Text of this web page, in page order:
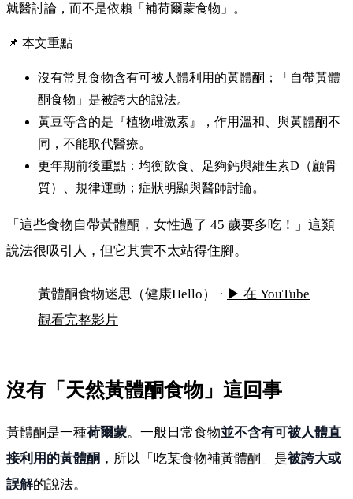
就醫討論，而不是依賴「補荷爾蒙食物」。
📌 本文重點
沒有常見食物含有可被人體利用的黃體酮；「自帶黃體
酮食物」是被誇大的說法。
黃豆等含的是『植物雌激素』，作用溫和、與黃體酮不
同，不能取代醫療。
更年期前後重點：均衡飲食、足夠鈣與維生素D（顧骨
質）、規律運動；症狀明顯與醫師討論。
「這些食物自帶黃體酮，女性過了 45 歲要多吃！」這類
說法很吸引人，但它其實不太站得住腳。
有「天然黃體酮」食物嗎？45 歲後女性這樣吃更
實在
黃體酮食物迷思（健康Hello） · ▶ 在 YouTube
觀看完整影片
沒有「天然黃體酮食物」這回事
黃體酮是一種荷爾蒙。一般日常食物並不含有可被人體直
接利用的黃體酮 ，所以「吃某食物補黃體酮」是被誇大或
誤解的說法。